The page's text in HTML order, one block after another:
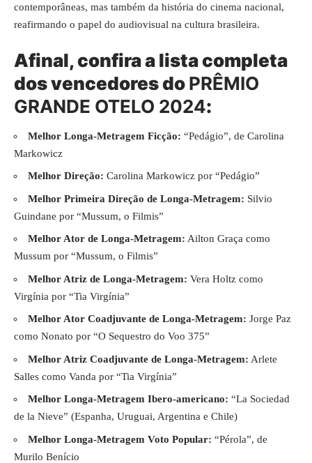
contemporâneas, mas também da história do cinema nacional,
reafirmando o papel do audiovisual na cultura brasileira.
Afinal, confira a lista completa
dos vencedores doPRÊMIO
GRANDE OTELO 2024:
Melhor Longa-Metragem Ficção: “Pedágio”, de Carolina
Markowicz
Melhor Direção: Carolina Markowicz por “Pedágio”
Melhor Primeira Direção de Longa-Metragem: Silvio
Guindane por “Mussum, o Filmis”
Melhor Ator de Longa-Metragem: Ailton Graça como
Mussum por “Mussum, o Filmis”
Melhor Atriz de Longa-Metragem: Vera Holtz como
Virgínia por “Tia Virgínia”
Melhor Ator Coadjuvante de Longa-Metragem: Jorge Paz
como Nonato por “O Sequestro do Voo 375”
Melhor Atriz Coadjuvante de Longa-Metragem: Arlete
Salles como Vanda por “Tia Virgínia”
Melhor Longa-Metragem Ibero-americano: “La Sociedad
de la Nieve” (Espanha, Uruguai, Argentina e Chile)
Melhor Longa-Metragem Voto Popular: “Pérola”, de
Murilo Benício